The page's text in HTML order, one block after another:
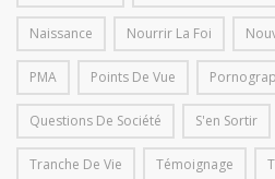
Naissance Nourrir La Foi
PMA Points De Vue
Questions De Société S'en Sortir
Tranche De Vie Témoignage